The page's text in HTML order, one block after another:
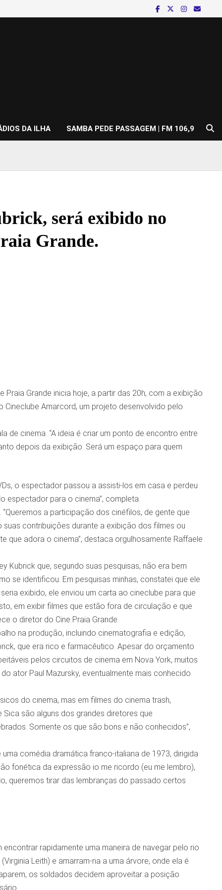
DA ILHA SAMBA PEDE PASSAGEM | FM 106,9
será exibido no
Grande.
Grande inicia hoje, a partir das 20h, com a exibição
Amarcord, um projeto desenvolvido pelo
de cinema. “A ideia é criar um ponto de encontro entre
depois da exibição. Será um espaço para quem
o espectador passou a assisti-los em casa e perdeu
espectador para o cinema”, completa.
a participação dos cinéfilos, de gente que
contribuições durante a exibição dos filmes ou
que adora o cinema”, destaca orgulhosamente Raffaele
Kubrick que, segundo suas pesquisas, não era bem
se identificou. Em pesquisas minhas, constatei que ele
exibido, ele enviou um carta ao cineclube para que
em exibir filmes que estão fora de circulação e que
o diretor do Cine Praia Grande.
na produção, incluindo cinematografia e edição,
que era rico e farmacêutico. Apesar do orçamento
pelos circuitos de cinema em Nova York, muitos
ator Paul Mazursky, eventualmente mais conhecido
do cinema, mas em filmes do cinema trash,
Sica são alguns dos grandes diretores que
Somente os que são bons e não conhecidos”,
comédia dramática franco-italiana de 1973, dirigida
fonética da expressão io me ricordo (eu me lembro),
queremos tirar das lembranças do passado certos
rapidamente uma maneira de navegar pelo rio
Leith) e amarram-na a uma árvore, onde ela é
os soldados decidem aproveitar a posição